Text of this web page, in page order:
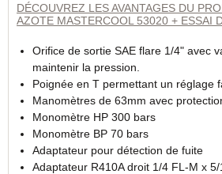
DÉCOUVREZ LES AVANTAGES DU
AZOTE MASTERCOOL 53020 + ESSAI
Orifice de sortie SAE flare 1/4" avec
maintenir la pression.
Poignée en T permettant un réglage
Manomètres de 63mm avec
Monomètre HP 300 bars
Monomètre BP 70 bars
Adaptateur pour détection de fuite
Adaptateur R410A droit 1/4 FL-M x